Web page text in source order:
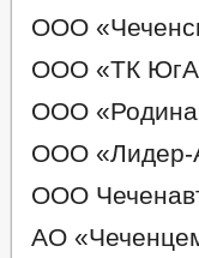
ООО
ООО «ТК
ООО
ООО «Лидер-
ООО
АО